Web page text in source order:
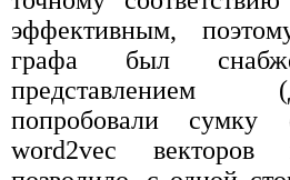
эффективным,
графа был
попробовали
word2vec векторов